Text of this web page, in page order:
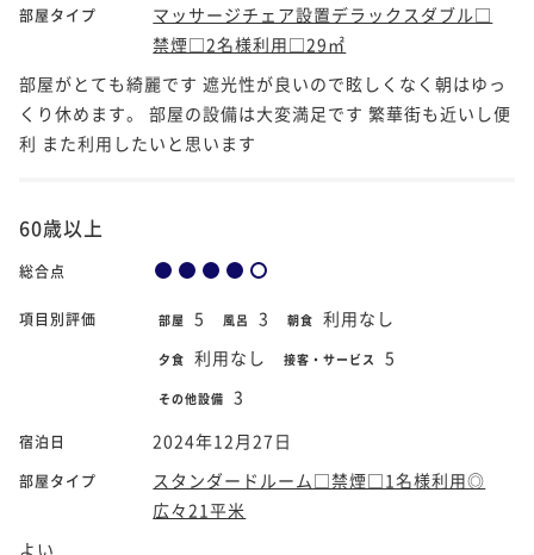
部屋タイプ
マッサージチェア設置デラックスダブル□
禁煙□2名様利用□29㎡
部屋がとても綺麗です 遮光性が良いので眩しくなく朝はゆっ
くり休めます。 部屋の設備は大変満足です 繁華街も近いし便
利 また利用したいと思います
60歳以上
総合点
項目別評価 部屋 5 風呂 3 朝食 利用なし
夕食 利用なし 接客・サービス 5
その他設備 3
宿泊日 2024年12月27日
部屋タイプ
スタンダードルーム□禁煙□1名様利用◎
広々21平米
よい